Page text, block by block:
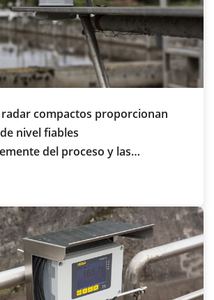
radar compactos proporcionan
nivel fiables
del proceso y las
entorno